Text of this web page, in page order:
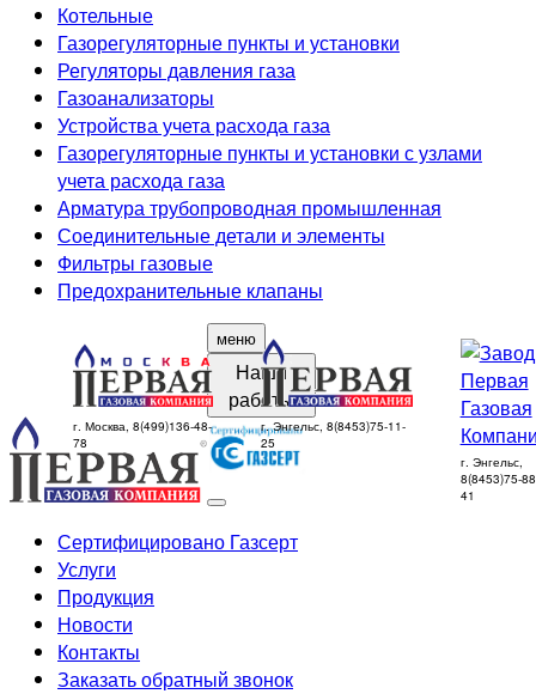
Котельные
Газорегуляторные пункты и установки
Регуляторы давления газа
Газоанализаторы
Устройства учета расхода газа
Газорегуляторные пункты и установки с узлами
учета расхода газа
Арматура трубопроводная промышленная
Соединительные детали и элементы
Фильтры газовые
Предохранительные клапаны
меню
Наши
работы
г. Москва, 8(499)136-48-
78
г. Энгельс, 8(8453)75-11-
25
г. Энгельс,
8(8453)75-
41
Сертифицировано Газсерт
Услуги
Продукция
Новости
Контакты
Заказать обратный звонок